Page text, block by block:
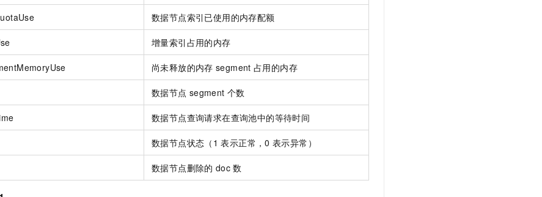
数据节点索引已使用的内存配额
增量索引占用的内存
尚未释放的内存 segment 占用的内存
数据节点 segment 个数
数据节点查询请求在查询池中的等待时间
数据节点状态（1 表示正常，0 表示异常）
数据节点删除的 doc 数